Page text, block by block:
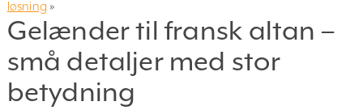
løsning »
Gelænder til fransk altan –
små detaljer med stor
betydning